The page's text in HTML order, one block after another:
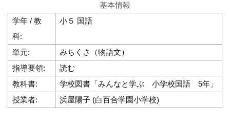
基本情報
学年 / 教
科:
小５ 国語
単元:
みちくさ（物語文）
指導要領:
読む
教科書:
学校図書「みんなと学ぶ 小学校国語 5年」
授業者:
浜屋陽子 (白百合学園小学校)